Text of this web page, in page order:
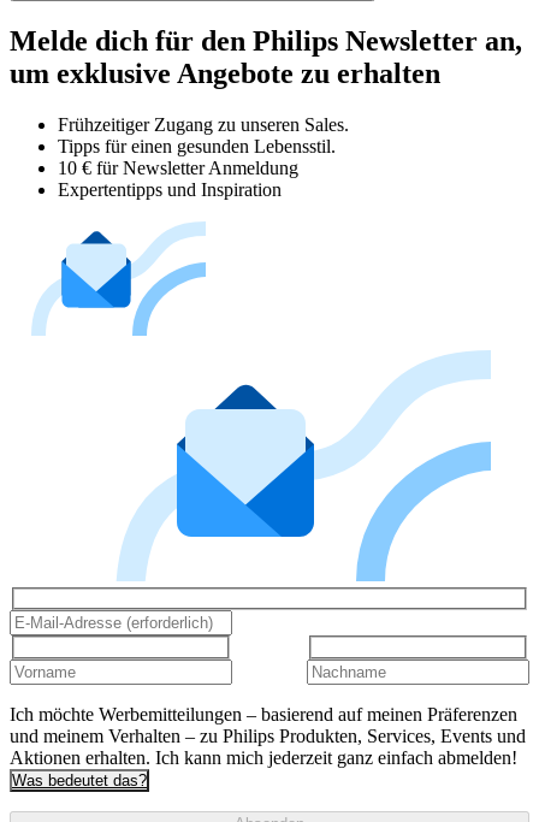
Melde dich für den Philips Newsletter an,
um exklusive Angebote zu erhalten
Frühzeitiger Zugang zu unseren Sales.
Tipps für einen gesunden Lebensstil.
10 € für Newsletter Anmeldung
Expertentipps und Inspiration
Ich möchte Werbemitteilungen – basierend auf meinen Präferenzen
und meinem Verhalten – zu Philips Produkten, Services, Events und
Aktionen erhalten. Ich kann mich jederzeit ganz einfach abmelden!
Was bedeutet das?